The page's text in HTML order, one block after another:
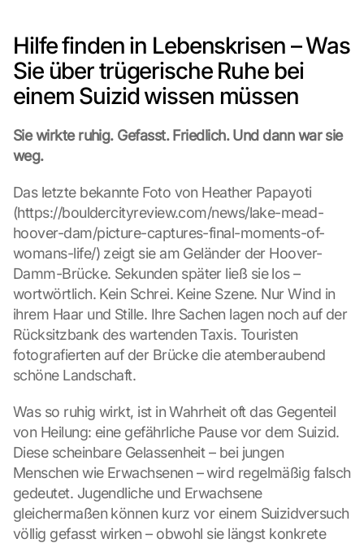
Hilfe finden in Lebenskrisen – Was
Sie über trügerische Ruhe bei
einem Suizid wissen müssen
Sie wirkte ruhig. Gefasst. Friedlich. Und dann war sie
weg.
Das letzte bekannte Foto von Heather Papayoti
(https://bouldercityreview.com/news/lake-mead-
hoover-dam/picture-captures-final-moments-of-
womans-life/) zeigt sie am Geländer der Hoover-
Damm-Brücke. Sekunden später ließ sie los –
wortwörtlich. Kein Schrei. Keine Szene. Nur Wind in
ihrem Haar und Stille. Ihre Sachen lagen noch auf der
Rücksitzbank des wartenden Taxis. Touristen
fotografierten auf der Brücke die atemberaubend
schöne Landschaft.
Was so ruhig wirkt, ist in Wahrheit oft das Gegenteil
von Heilung: eine gefährliche Pause vor dem Suizid.
Diese scheinbare Gelassenheit – bei jungen
Menschen wie Erwachsenen – wird regelmäßig falsch
gedeutet. Jugendliche und Erwachsene
gleichermaßen können kurz vor einem Suizidversuch
völlig gefasst wirken – obwohl sie längst konkrete